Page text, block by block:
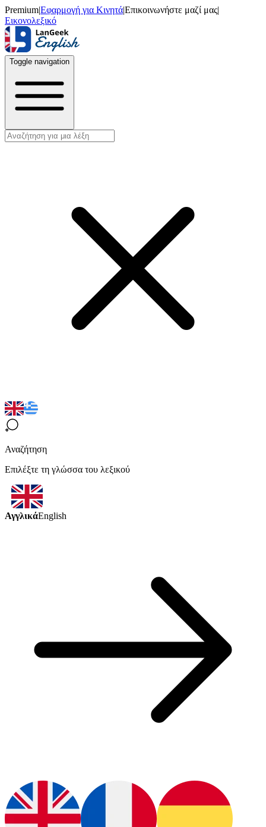
Premium|Εφαρμογή για Κινητά|Επικοινωνήστε μαζί μας|
Εικονολεξικό
Toggle navigation
Αναζήτηση
Επιλέξτε τη γλώσσα του λεξικού
ΑγγλικάEnglish